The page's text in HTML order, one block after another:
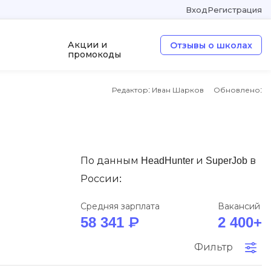
Вход Регистрация
Акции и
промокоды
Отзывы о школах
Редактор: Иван Шарков Обновлено:
По данным HeadHunter и SuperJob в
России:
Средняя зарплата
58 341 ₽
Вакансий
2 400+
Фильтр
ООП
Wordpress
Webflow
O